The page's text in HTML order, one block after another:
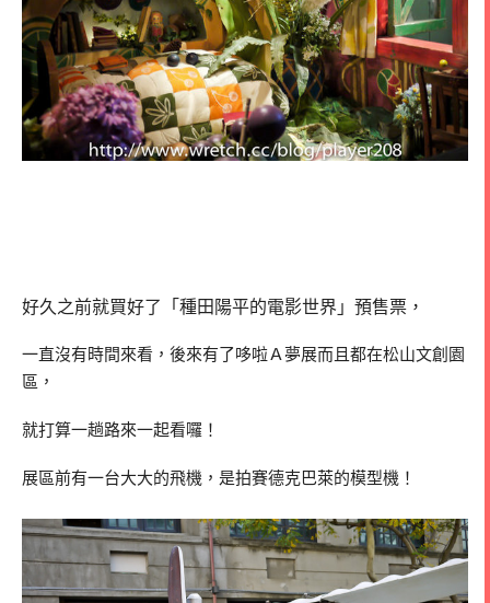
好久之前就買好了「種田陽平的電影世界」預售票，
一直沒有時間來看，後來有了哆啦Ａ夢展而且都在松山文創園
區，
就打算一趟路來一起看囉！
展區前有一台大大的飛機，是拍賽德克巴萊的模型機！